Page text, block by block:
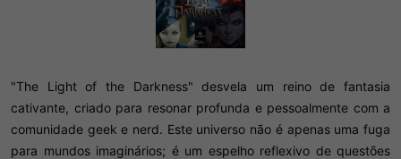
"The Light of the Darkness" desvela um reino de fantasia
cativante, criado para resonar profunda e pessoalmente com a
comunidade geek e nerd. Este universo não é apenas uma fuga
para mundos imaginários; é um espelho reflexivo de questões